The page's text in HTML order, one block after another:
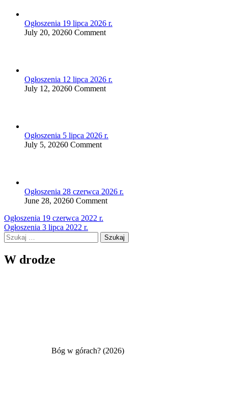
Ogłoszenia 19 lipca 2026 r.
July 20, 20260 Comment
Ogłoszenia 12 lipca 2026 r.
July 12, 20260 Comment
Ogłoszenia 5 lipca 2026 r.
July 5, 20260 Comment
Ogłoszenia 28 czerwca 2026 r.
June 28, 20260 Comment
Nawigacja
wpisu
Ogłoszenia 19 czerwca 2022 r.
Ogłoszenia 3 lipca 2022 r.
Szukaj:
W drodze
Bóg w górach? (2026)